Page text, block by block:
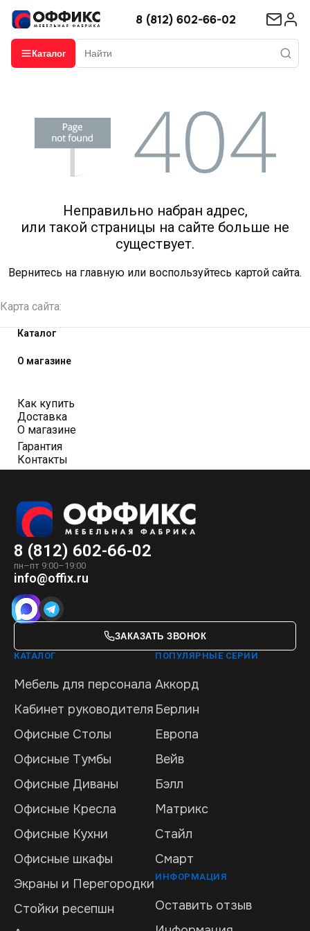
8 (812) 602-66-02
Каталог
Неправильно набран адрес,
или такой страницы на сайте больше не
существует.
Вернитесь на главную или воспользуйтесь картой сайта.
Карта сайта:
Каталог
О магазине
Как купить
Доставка
О магазине
Гарантия
Контакты
8 (812) 602-66-02
пн–пт 9:00–19:00
info@offix.ru
ЗАКАЗАТЬ ЗВОНОК
КАТАЛОГ
Мебель для персонала
Кабинет руководителя
Офисные Столы
Офисные Тумбы
Офисные Диваны
Офисные Кресла
Офисные Кухни
Офисные шкафы
Экраны и Перегородки
Стойки ресепшн
ПОПУЛЯРНЫЕ СЕРИИ
Аккорд
Берлин
Европа
Вейв
Бэлл
Матрикс
Стайл
Смарт
ИНФОРМАЦИЯ
Оставить отзыв